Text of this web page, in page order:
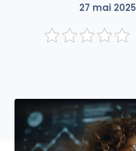
27 mai 2025